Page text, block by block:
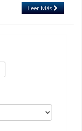
Leer Más